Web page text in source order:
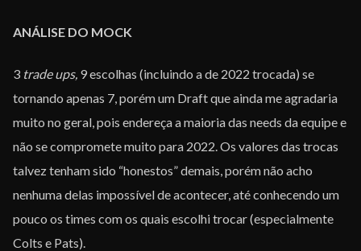
ANÁLISE DO MOCK
3 trade ups, 9 escolhas (incluindo a de 2022 trocada) se
tornando apenas 7, porém um Draft que ainda me agradaria
muito no geral, pois endereça a maioria das needs da equipe e
não se compromete muito para 2022. Os valores das trocas
talvez tenham sido “honestos” demais, porém não acho
nenhuma delas impossível de acontecer, até conhecendo um
pouco os times com os quais escolhi trocar (especialmente
Colts e Pats).